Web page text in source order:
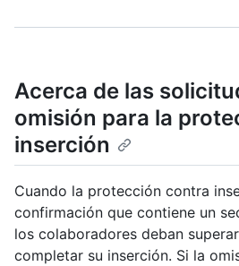
Acerca de las
omisión para la
inserción
Cuando la protección contra
confirmación que contiene un
los colaboradores deban
completar su inserción. Si la